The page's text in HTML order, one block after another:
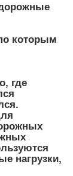
которым
где
нагрузки,